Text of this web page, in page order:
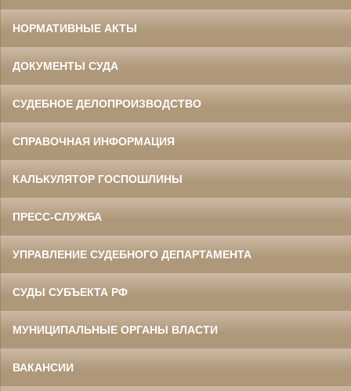
НОРМАТИВНЫЕ АКТЫ
ДОКУМЕНТЫ СУДА
СУДЕБНОЕ ДЕЛОПРОИЗВОДСТВО
СПРАВОЧНАЯ ИНФОРМАЦИЯ
КАЛЬКУЛЯТОР ГОСПОШЛИНЫ
ПРЕСС-СЛУЖБА
УПРАВЛЕНИЕ СУДЕБНОГО ДЕПАРТАМЕНТА
СУДЫ СУБЪЕКТА РФ
МУНИЦИПАЛЬНЫЕ ОРГАНЫ ВЛАСТИ
ВАКАНСИИ